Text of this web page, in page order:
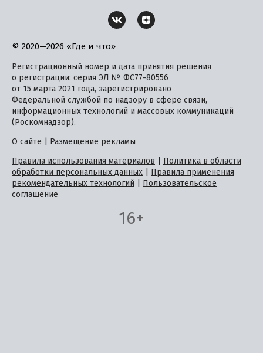
© 2020—2026 «Где и что»
Регистрационный номер и дата принятия решения
о регистрации: серия ЭЛ № ФС77-80556
от 15 марта 2021 года, зарегистрировано
Федеральной службой по надзору в сфере связи,
информационных технологий и массовых коммуникаций
(Роскомнадзор).
О сайте
Размещение рекламы
Правила использования материалов
Политика в области
обработки персональных данных
Правила применения
рекомендательных технологий
Пользовательское
соглашение
16+